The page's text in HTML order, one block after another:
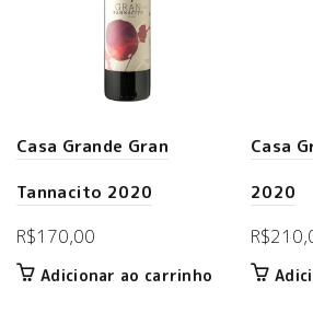
Casa Grande Gran
Tannacito 2020
R$170,00
Adicionar ao carrinho
Casa
2020
R$